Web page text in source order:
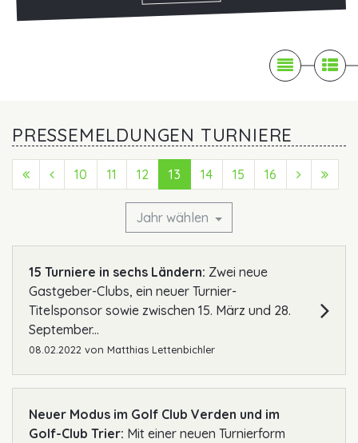
 News
PRESSEMELDUNGEN TURNIERE
First (Anfang)
Previous (Zurück)
10 11 12 13 14 15 16 Next
Jahr wählen
15 Turniere in sechs Ländern: Zwei neue
Gastgeber-Clubs, ein neuer Turnier-
Titelsponsor sowie zwischen 15. März und 28.
September...
08.02.2022 von Matthias Lettenbichler
Neuer Modus im Golf Club Verden und im
Golf-Club Trier: Mit einer neuen Turnierform